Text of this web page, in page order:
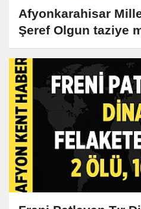
Afyonkarahisar
Şeref Olgun taziye